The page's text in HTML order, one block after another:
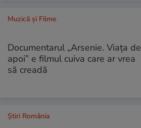
Muzică și Filme
Documentarul „Arsenie. Viața de
apoi” e filmul cuiva care ar vrea
să creadă
Știri România